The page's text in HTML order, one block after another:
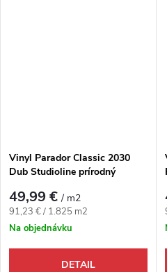
Vinyl Parador Classic 2030
Dub Studioline prírodný
49,99 €/ m2
Jednotková cena:
91,23 € / 1.825 m2
Na objednávku
DETAIL